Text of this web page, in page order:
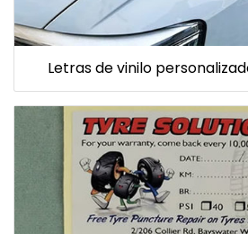
Letras de vinilo